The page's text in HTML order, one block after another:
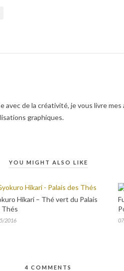
avec de la créativité, je vous livre
graphiques.
YOU MIGHT ALSO LIKE
Hikari – Thé vert du Palais
Thés
2016
4 COMMENTS